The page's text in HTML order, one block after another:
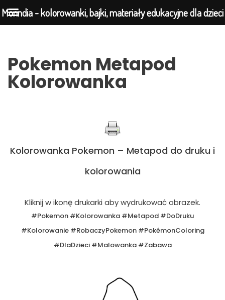
do
treści
Pokemon Metapod
Kolorowanka
Kolorowanka Pokemon – Metapod do druku i
kolorowania
Kliknij w ikonę drukarki aby wydrukować obrazek.
#Pokemon #Kolorowanka #Metapod #DoDruku
#Kolorowanie #RobaczyPokemon #PokémonColoring
#DlaDzieci #Malowanka #Zabawa
Morindia - kolorowanki, bajki, materiały edukacyjne dla dzieci